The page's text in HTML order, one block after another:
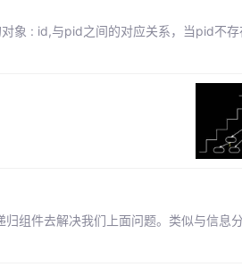
象 : id,与pid之间的对应关系，当pid不
组件去解决我们上面问题。类似与信息